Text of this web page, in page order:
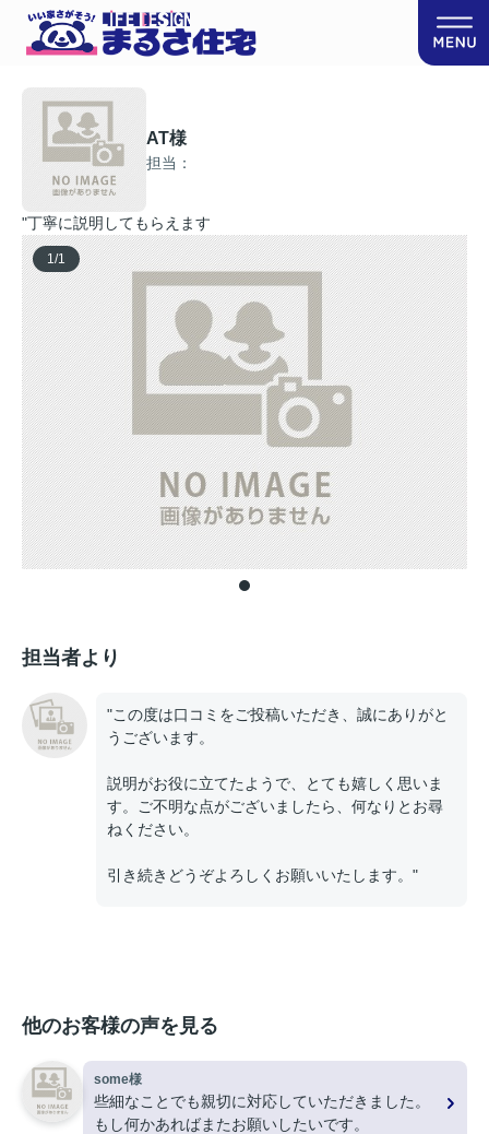
AT様
担当：
"丁寧に説明してもらえます
1/1
担当者より
"この度は口コミをご投稿いただき、誠にありがと
うございます。
説明がお役に立てたようで、とても嬉しく思いま
す。ご不明な点がございましたら、何なりとお尋
ねください。
引き続きどうぞよろしくお願いいたします。"
他のお客様の声を見る
some様
些細なことでも親切に対応していただきました。
もし何かあればまたお願いしたいです。